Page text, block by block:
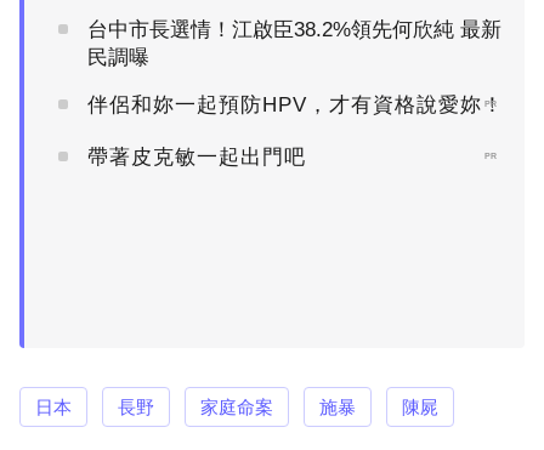
台中市長選情！江啟臣38.2%領先何欣純 最新
民調曝
伴侶和妳一起預防HPV，才有資格說愛妳！
PR
帶著皮克敏一起出門吧 PR
日本 長野 家庭命案 施暴 陳屍